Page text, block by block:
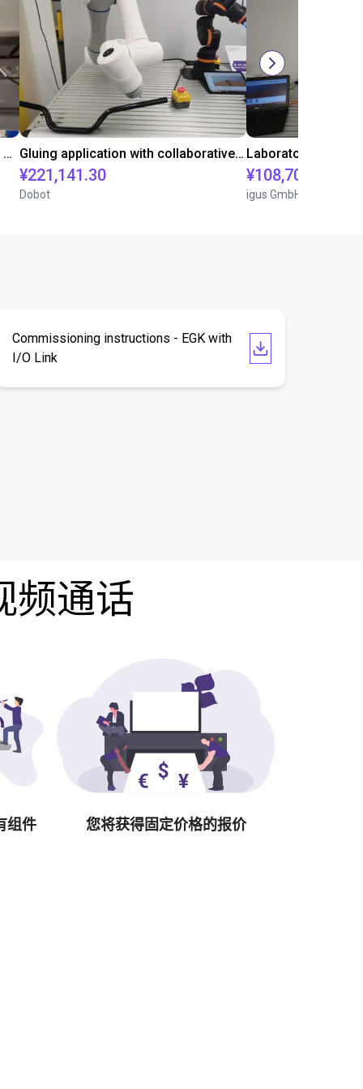
Automated labeling with igus room gantry and a cab label printer Gluing application with collaborative robot
¥221,141.30
Dobot
¥108,705.60
igus GmbH
Commissioning instructions - EGK with
I/O Link
频通话
组件 您将获得固定价格的报价